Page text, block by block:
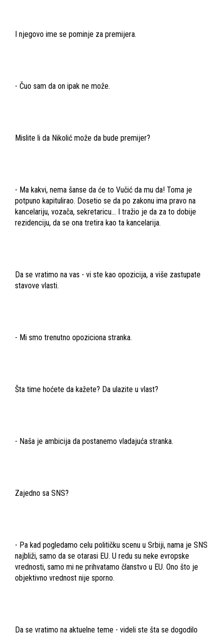
I njegovo ime se pominje za premijera.
- Čuo sam da on ipak ne može.
Mislite li da Nikolić može da bude premijer?
- Ma kakvi, nema šanse da će to Vučić da mu da! Toma je
potpuno kapitulirao. Dosetio se da po zakonu ima pravo na
kancelariju, vozača, sekretaricu... I tražio je da za to dobije
rezidenciju, da se ona tretira kao ta kancelarija.
Da se vratimo na vas - vi ste kao opozicija, a više zastupate
stavove vlasti.
- Mi smo trenutno opoziciona stranka.
Šta time hoćete da kažete? Da ulazite u vlast?
- Naša je ambicija da postanemo vladajuća stranka.
Zajedno sa SNS?
- Pa kad pogledamo celu političku scenu u Srbiji, nama je SNS
najbliži, samo da se otarasi EU. U redu su neke evropske
vrednosti, samo mi ne prihvatamo članstvo u EU. Ono što je
objektivno vrednost nije sporno.
Da se vratimo na aktuelne teme - videli ste šta se dogodilo